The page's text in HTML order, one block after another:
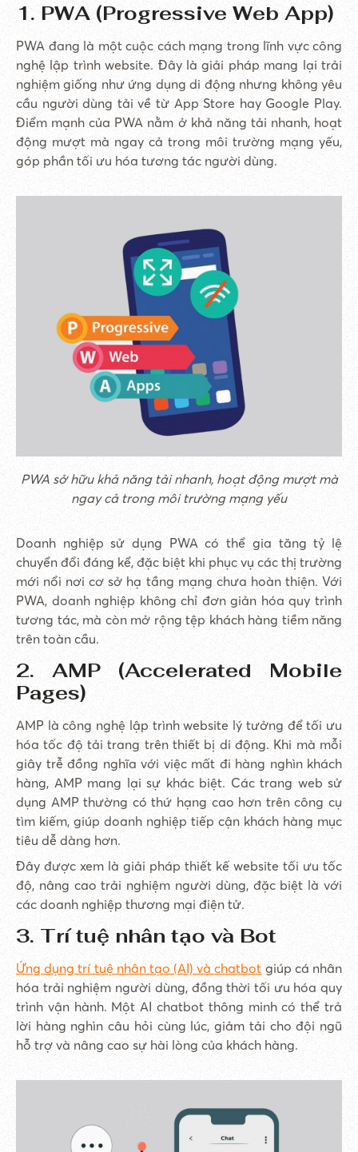
1. PWA (Progressive Web App)
PWA đang là một cuộc cách mạng trong lĩnh vực công
nghệ lập trình website. Đây là giải pháp mang lại trải
nghiệm giống như ứng dụng di động nhưng không yêu
cầu người dùng tải về từ App Store hay Google Play.
Điểm mạnh của PWA nằm ở khả năng tải nhanh, hoạt
động mượt mà ngay cả trong môi trường mạng yếu,
góp phần tối ưu hóa tương tác người dùng.
PWA sở hữu khả năng tải nhanh, hoạt động mượt mà
ngay cả trong môi trường mạng yếu
Doanh nghiệp sử dụng PWA có thể gia tăng tỷ lệ
chuyển đổi đáng kể, đặc biệt khi phục vụ các thị trường
mới nổi nơi cơ sở hạ tầng mạng chưa hoàn thiện. Với
PWA, doanh nghiệp không chỉ đơn giản hóa quy trình
tương tác, mà còn mở rộng tệp khách hàng tiềm năng
trên toàn cầu.
2. AMP (Accelerated Mobile
Pages)
AMP là công nghệ lập trình website lý tưởng để tối ưu
hóa tốc độ tải trang trên thiết bị di động. Khi mà mỗi
giây trễ đồng nghĩa với việc mất đi hàng nghìn khách
hàng, AMP mang lại sự khác biệt. Các trang web sử
dụng AMP thường có thứ hạng cao hơn trên công cụ
tìm kiếm, giúp doanh nghiệp tiếp cận khách hàng mục
tiêu dễ dàng hơn.
Đây được xem là giải pháp thiết kế website tối ưu tốc
độ, nâng cao trải nghiệm người dùng, đặc biệt là với
các doanh nghiệp thương mại điện tử.
3. Trí tuệ nhân tạo và Bot
Ứng dụng trí tuệ nhân tạo (AI) và chatbot giúp cá nhân
hóa trải nghiệm người dùng, đồng thời tối ưu hóa quy
trình vận hành. Một AI chatbot thông minh có thể trả
lời hàng nghìn câu hỏi cùng lúc, giảm tải cho đội ngũ
hỗ trợ và nâng cao sự hài lòng của khách hàng.